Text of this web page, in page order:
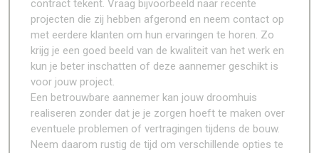
contract tekent. Vraag bijvoorbeeld naar recente
projecten die zij hebben afgerond en neem contact op
met eerdere klanten om hun ervaringen te horen. Zo
krijg je een goed beeld van de kwaliteit van het werk en
kun je beter inschatten of deze aannemer geschikt is
voor jouw project.
Een betrouwbare aannemer kan jouw droomhuis
realiseren zonder dat je je zorgen hoeft te maken over
eventuele problemen of vertragingen tijdens de bouw.
Neem daarom rustig de tijd om verschillende opties te